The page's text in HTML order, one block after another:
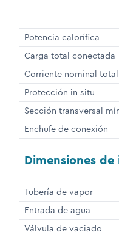
Potencia calorífica
Carga total conectada
Corriente nominal total
Protección in situ
Sección transversal
Enchufe de conexión
Dimensiones
Tubería de vapor
Entrada de agua
Válvula de vaciado